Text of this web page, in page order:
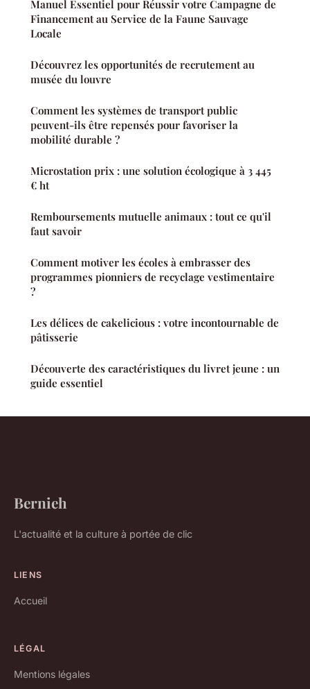
Manuel Essentiel pour Réussir votre Campagne de
Financement au Service de la Faune Sauvage
Locale
Découvrez les opportunités de recrutement au
musée du louvre
Comment les systèmes de transport public
peuvent-ils être repensés pour favoriser la
mobilité durable ?
Microstation prix : une solution écologique à 3 445
€ ht
Remboursements mutuelle animaux : tout ce qu'il
faut savoir
Comment motiver les écoles à embrasser des
programmes pionniers de recyclage vestimentaire
?
Les délices de cakelicious : votre incontournable de
pâtisserie
Découverte des caractéristiques du livret jeune : un
guide essentiel
Bernieh
L'actualité et la culture à portée de clic
LIENS
Accueil
LÉGAL
Mentions légales